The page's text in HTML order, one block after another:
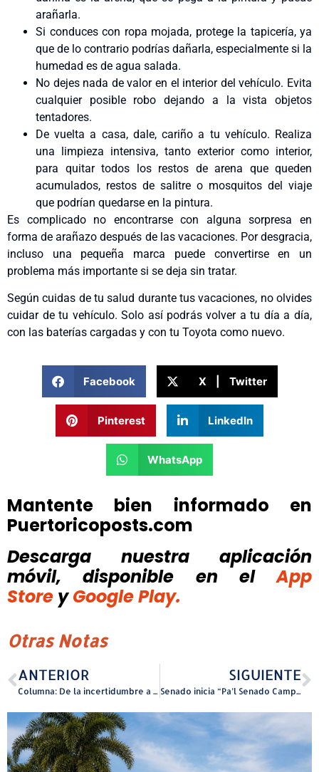
arañarla.
Si conduces con ropa mojada, protege la tapicería, ya
que de lo contrario podrías dañarla, especialmente si la
humedad es de agua salada.
No dejes nada de valor en el interior del vehículo. Evita
cualquier posible robo dejando a la vista objetos
tentadores.
De vuelta a casa, dale, cariño a tu vehículo. Realiza
una limpieza intensiva, tanto exterior como interior,
para quitar todos los restos de arena que queden
acumulados, restos de salitre o mosquitos del viaje
que podrían quedarse en la pintura.
Es complicado no encontrarse con alguna sorpresa en
forma de arañazo después de las vacaciones. Por desgracia,
incluso una pequeña marca puede convertirse en un
problema más importante si se deja sin tratar.
Según cuidas de tu salud durante tus vacaciones, no olvides
cuidar de tu vehículo. Solo así podrás volver a tu día a día,
con las baterías cargadas y con tu Toyota como nuevo.
Facebook X | Twitter
Pinterest LinkedIn
WhatsApp
Mantente bien informado en
Puertoricoposts.com
Descarga nuestra aplicación
móvil, disponible
en el
App
Store y Google Play.
Otras Notas
ANTERIOR
Columna: De la incertidumbre a la tranquilidad: una luz para las noches con diabetes
SIGUIENTE
Senado inicia “Pa’l Senado Camp 2026” con experiencias educativas, culturales y recreativas